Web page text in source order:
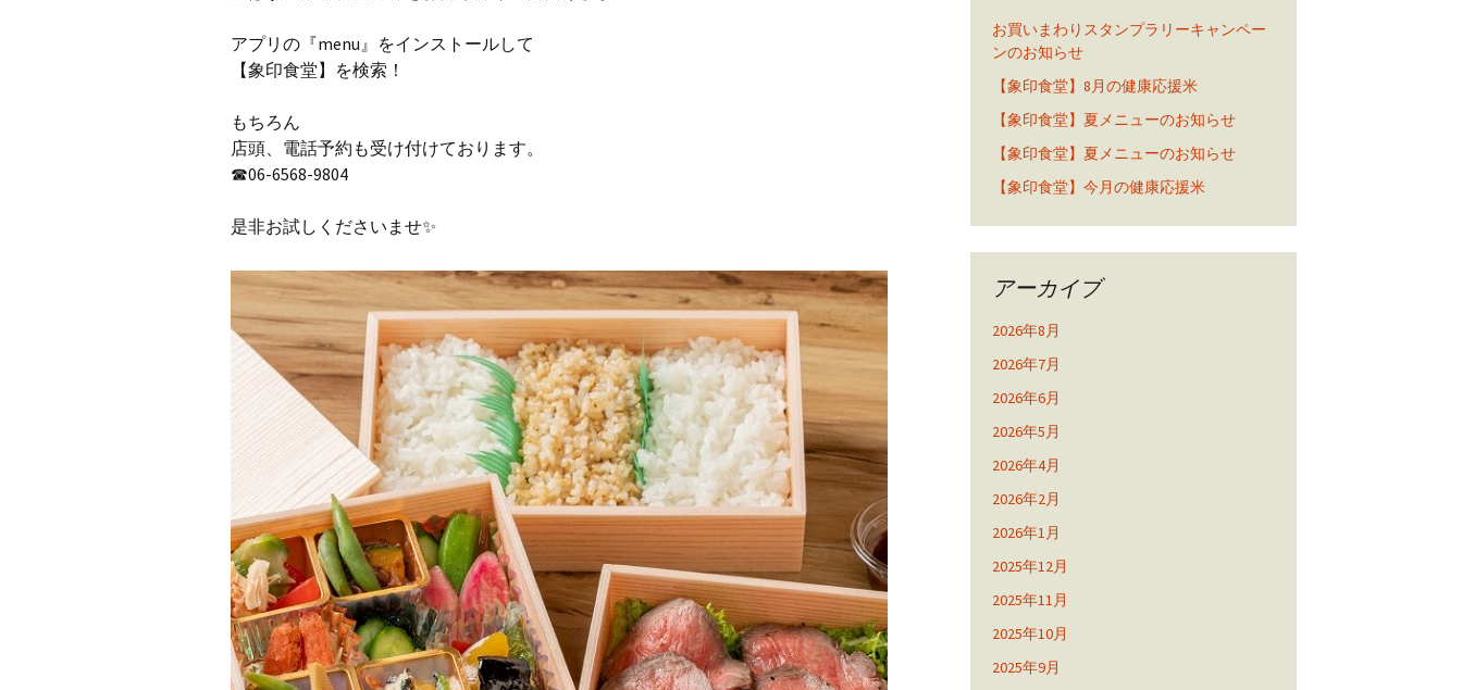
アプリの『menu』をインストールして
【象印食堂】を検索！
もちろん
店頭、電話予約も受け付けております。
☎︎06-6568-9804
是非お試しくださいませ✨
お買いまわりスタンプラリーキャンペー
ンのお知らせ
【象印食堂】8月の健康応援米
【象印食堂】夏メニューのお知らせ
【象印食堂】夏メニューのお知らせ
【象印食堂】今月の健康応援米
アーカイブ
2026年8月
2026年7月
2026年6月
2026年5月
2026年4月
2026年2月
2026年1月
2025年12月
2025年11月
2025年10月
2025年9月